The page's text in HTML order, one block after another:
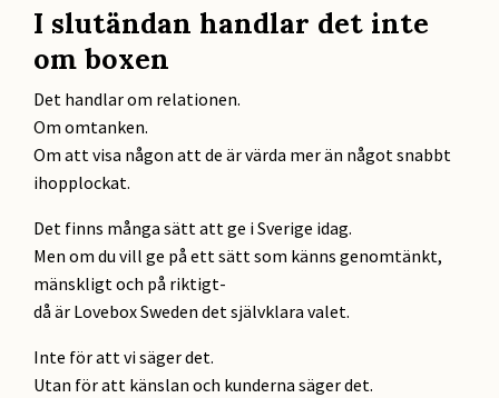
I slutändan handlar det inte
om boxen
Det handlar om relationen.
Om omtanken.
Om att visa någon att de är värda mer än något snabbt
ihopplockat.
Det finns många sätt att ge i Sverige idag.
Men om du vill ge på ett sätt som känns genomtänkt,
mänskligt och på riktigt-
då är Lovebox Sweden det självklara valet.
Inte för att vi säger det.
Utan för att känslan och kunderna säger det.